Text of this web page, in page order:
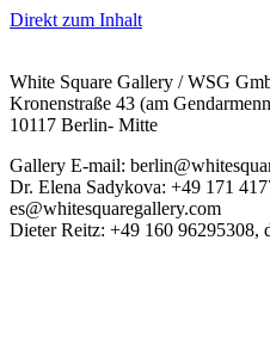
Direkt zum Inhalt
White Square Gallery / WSG
Kronenstraße 43 (am
10117 Berlin- Mitte
Gallery E-mail:
Dr. Elena Sadykova: +49 171
es@whitesquaregallery.com
Dieter Reitz: +49 160 96295308,